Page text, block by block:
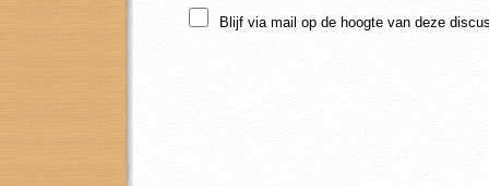
Blijf via mail op de hoogte van deze